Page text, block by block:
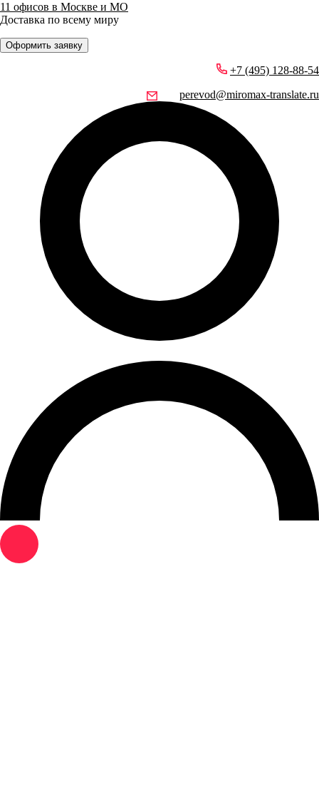
11 офисов в Москве и МО
Доставка по всему миру
Оформить заявку
+7 (495) 128-88-54
perevod@miromax-translate.ru